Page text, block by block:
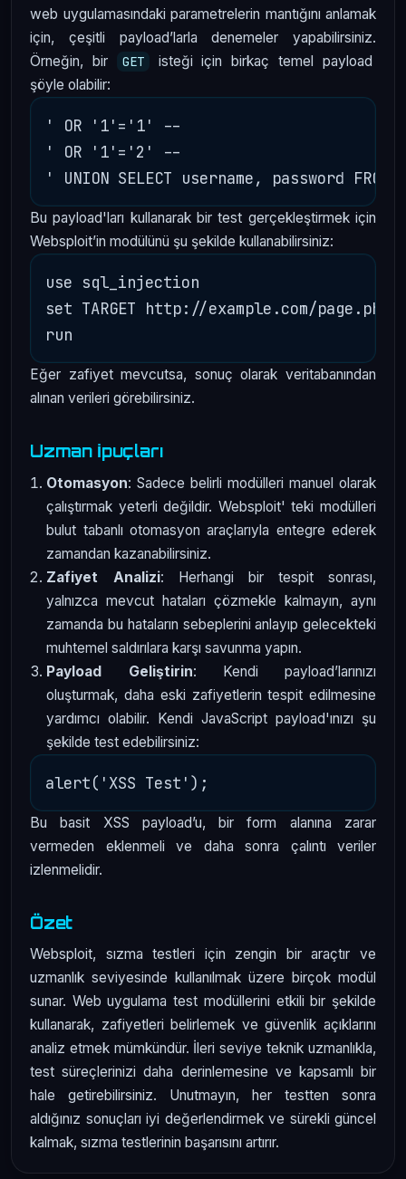
web uygulamasındaki parametrelerin mantığını anlamak
için, çeşitli payload’larla denemeler yapabilirsiniz.
Örneğin, bir
GET
isteği için birkaç temel payload
şöyle olabilir:
' OR '1'='1' --
' OR '1'='2' --
Bu payload'ları kullanarak bir test gerçekleştirmek için
Websploit’in modülünü şu şekilde kullanabilirsiniz:
use sql_injection
set TARGET http://example.com/
Eğer zafiyet mevcutsa, sonuç olarak veritabanından
alınan verileri görebilirsiniz.
Uzman İpuçları
Otomasyon: Sadece belirli modülleri manuel olarak
çalıştırmak yeterli değildir. Websploit' teki modülleri
bulut tabanlı otomasyon araçlarıyla entegre ederek
zamandan kazanabilirsiniz.
Zafiyet Analizi: Herhangi bir tespit sonrası,
yalnızca mevcut hataları çözmekle kalmayın, aynı
zamanda bu hataların sebeplerini anlayıp gelecekteki
muhtemel saldırılara karşı savunma yapın.
Payload Geliştirin: Kendi payload’larınızı
oluşturmak, daha eski zafiyetlerin tespit edilmesine
yardımcı olabilir. Kendi JavaScript payload'ınızı şu
şekilde test edebilirsiniz:
Bu basit XSS payload’u, bir form alanına zarar
vermeden eklenmeli ve daha sonra çalıntı veriler
izlenmelidir.
Özet
Websploit, sızma testleri için zengin bir araçtır ve
uzmanlık seviyesinde kullanılmak üzere birçok modül
sunar. Web uygulama test modüllerini etkili bir şekilde
kullanarak, zafiyetleri belirlemek ve güvenlik açıklarını
analiz etmek mümkündür. İleri seviye teknik uzmanlıkla,
test süreçlerinizi daha derinlemesine ve kapsamlı bir
hale getirebilirsiniz. Unutmayın, her testten sonra
aldığınız sonuçları iyi değerlendirmek ve sürekli güncel
kalmak, sızma testlerinin başarısını artırır.